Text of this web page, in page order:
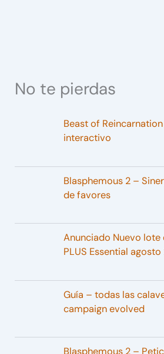
No te pierdas
Beast of
interactivo
Blasphemous 2 –
de favores
Anunciado Nuevo lote
PLUS Essential
Guía – todas las
campaign evolved